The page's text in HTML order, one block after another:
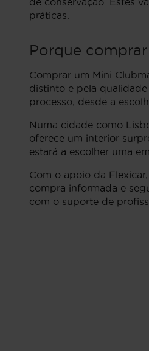
práticas.
Porque
Comprar um Mini
distinto e pela
processo, desde a
Numa cidade como
oferece um interior
estará a escolher uma
Com o apoio da
compra informada e
com o suporte de